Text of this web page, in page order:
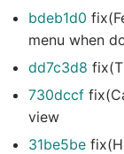
bdeb1d0
menu when
dd7c3d8
730dccf
view
31be5be